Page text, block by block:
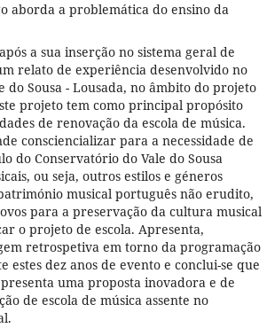
aborda a problemática do ensino da
a sua inserção no sistema geral de
relato de experiência desenvolvido no
do Sousa - Lousada, no âmbito do projeto
projeto tem como principal propósito
de renovação da escola de música.
consciencializar para a necessidade de
do Conservatório do Vale do Sousa
ou seja, outros estilos e géneros
musical português não erudito,
para a preservação da cultura musical
o projeto de escola. Apresenta,
retrospetiva em torno da programação
estes dez anos de evento e conclui-se que
uma proposta inovadora e de
de escola de música assente no